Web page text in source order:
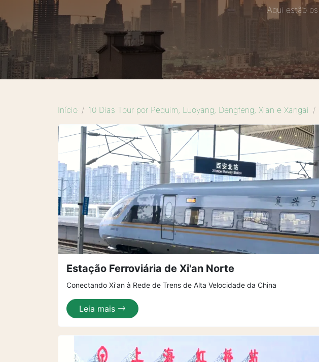
Aqui estão
Início 10 Dias Tour por Pequim, Luoyang, Dengfeng, Xian e Xangai
Estação Ferroviária de Xi'an Norte
Conectando Xi'an à Rede de Trens de Alta Velocidade da China
Leia mais